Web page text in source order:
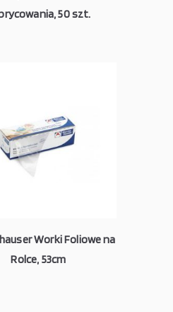
50 szt.
Worki Foliowe na
Rolce, 53cm